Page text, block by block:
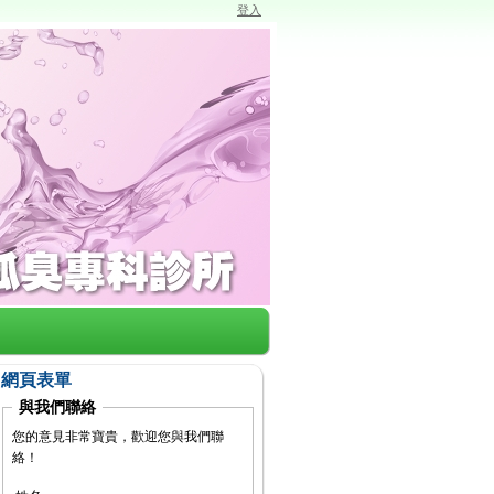
登入
網頁表單
與我們聯絡
您的意見非常寶貴，歡迎您與我們聯
絡！